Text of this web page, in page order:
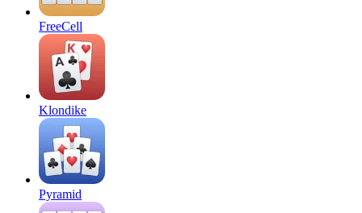
FreeCell
Klondike
Pyramid